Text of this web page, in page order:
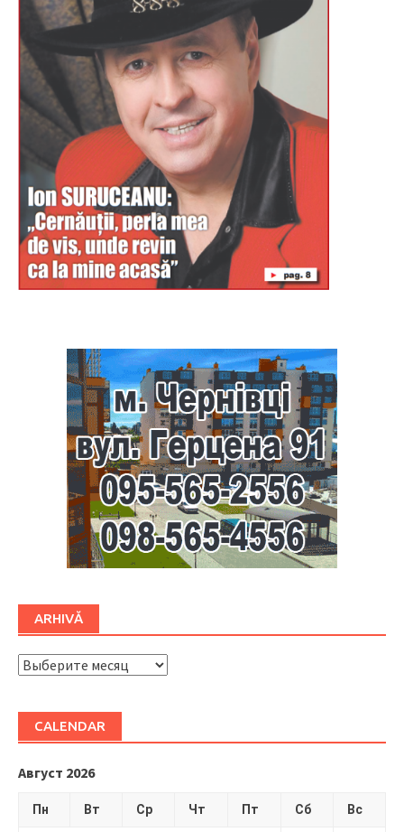
ARHIVĂ
ARHIVĂ
CALENDAR
Август 2026
Пн Вт Ср Чт Пт Сб Вс